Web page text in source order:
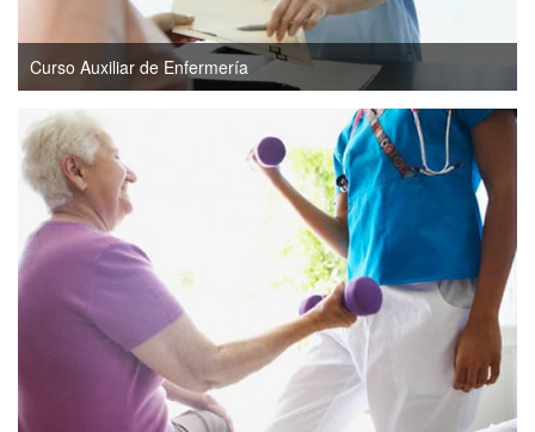
Curso Auxiliar de Enfermería